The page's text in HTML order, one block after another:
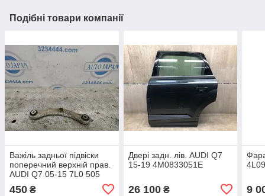
Подібні товари компанії
Важіль задньої підвіски
поперечний верхній прав.
AUDI Q7 05-15 7L0 505
450 ₴
Двері задн. лів. AUDI Q7
15-19 4M0833051E
26 100₴ 9